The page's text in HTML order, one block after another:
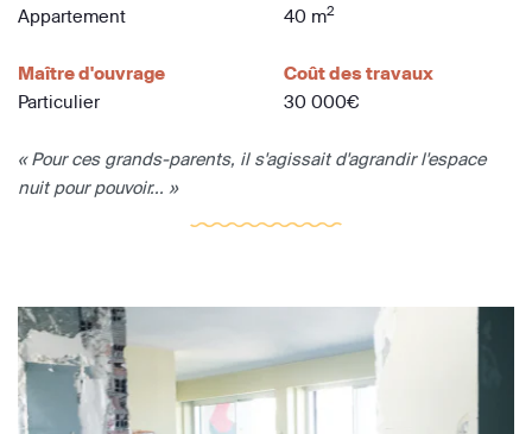
Appartement
40 m2
Maître d'ouvrage
Particulier
Coût des travaux
30 000€
« Pour ces grands-parents, il s'agissait d'agrandir l'espace
nuit pour pouvoir... »